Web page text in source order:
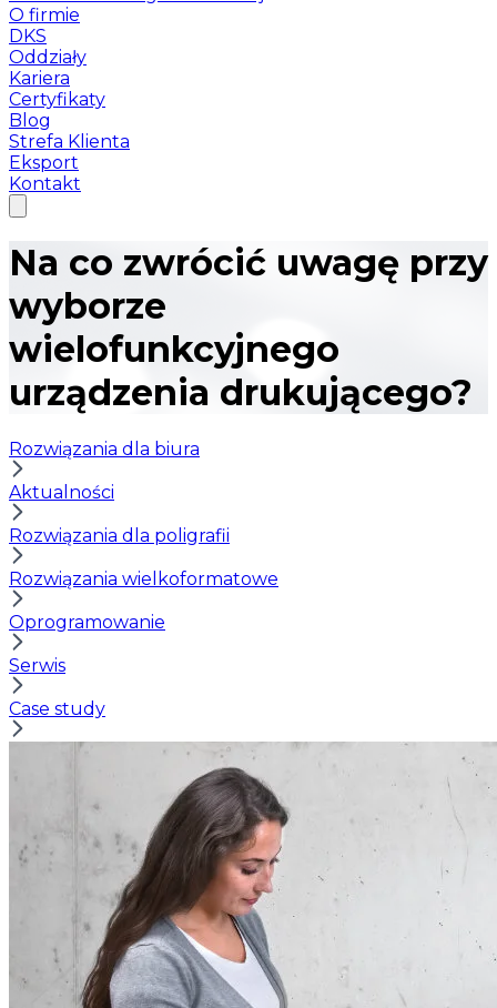
O firmie
DKS
Oddziały
Kariera
Certyfikaty
Blog
Strefa Klienta
Eksport
Kontakt
Na co zwrócić uwagę przy
wyborze
wielofunkcyjnego
urządzenia drukującego?
Rozwiązania dla biura
Aktualności
Rozwiązania dla poligrafii
Rozwiązania wielkoformatowe
Oprogramowanie
Serwis
Case study